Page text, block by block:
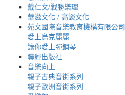
戴仁文/戰勝樂理
華滋文化 / 高談文化
苑文國際音樂教育機構有限公司
愛上烏克麗麗
讓你愛上彈鋼琴
聯經出版社
音樂向上
親子古典音街系列
親子歐洲音街系列